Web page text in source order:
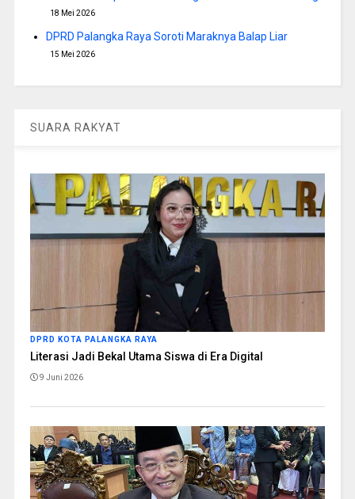
18 Mei 2026
DPRD Palangka Raya Soroti Maraknya Balap Liar
15 Mei 2026
SUARA RAKYAT
DPRD KOTA PALANGKA RAYA
Literasi Jadi Bekal Utama Siswa di Era Digital
9 Juni 2026